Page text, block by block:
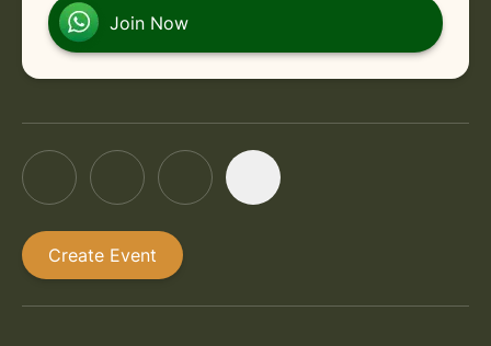
Saturday, September 5, 2026 at 1:15 PM
Join Now
Create Event